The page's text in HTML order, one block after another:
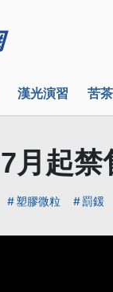
漢光演習 苦
7月起禁
塑膠微粒 罰鍰